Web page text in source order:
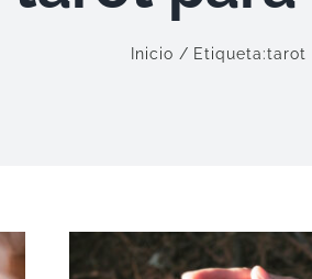
Inicio Etiqueta:tarot